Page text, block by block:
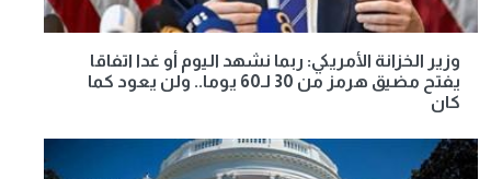
وزير الخزانة الأمريكي: ربما نشهد اليوم أو غدا اتفاقا
يفتح مضيق هرمز من 30 لـ60 يوما.. ولن يعود كما
كان